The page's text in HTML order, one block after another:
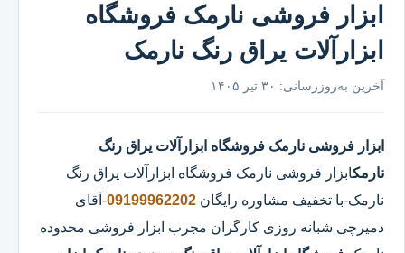
ابزار فروشی نارمک فروشگاه
ابزارآلات یراق رنگ نارمک
آخرین به‌روزرسانی: ۳۰ تیر ۱۴۰۵
ابزار فروشی نارمک فروشگاه ابزارآلات یراق رنگ
نارمکابزار فروشی نارمک فروشگاه ابزارآلات یراق رنگ
نارمک-با تخفیف مشاوره رایگان 09199962202-آقای
دمیرچی شبانه روزی کارگران مجرب ابزار فروشی محدوده